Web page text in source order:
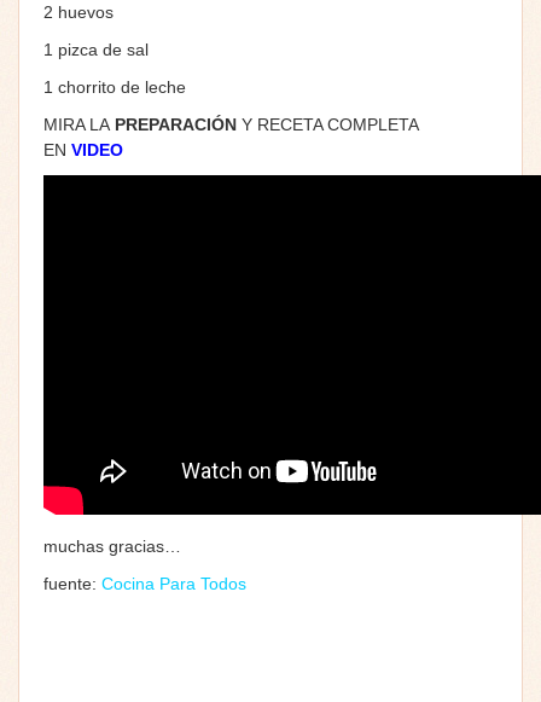
2 huevos
1 pizca de sal
1 chorrito de leche
MIRA LA PREPARACIÓN Y RECETA COMPLETA
EN VIDEO
muchas gracias…
fuente: Cocina Para Todos